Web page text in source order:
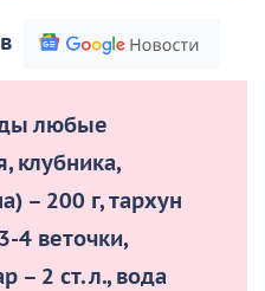
любые
клубника,
– 200 г, тархун
4 веточки,
– 2 ст. л., вода